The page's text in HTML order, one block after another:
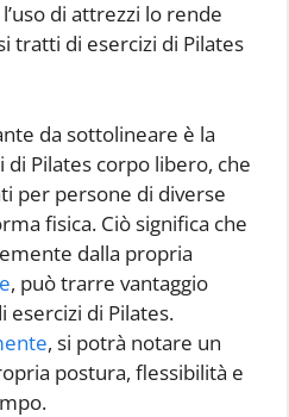
di attrezzi lo rende
tratti di esercizi di Pilates
da sottolineare è la
Pilates corpo libero, che
per persone di diverse
fisica. Ciò significa che
dalla propria
, può trarre vantaggio
esercizi di Pilates.
, si potrà notare un
postura, flessibilità e